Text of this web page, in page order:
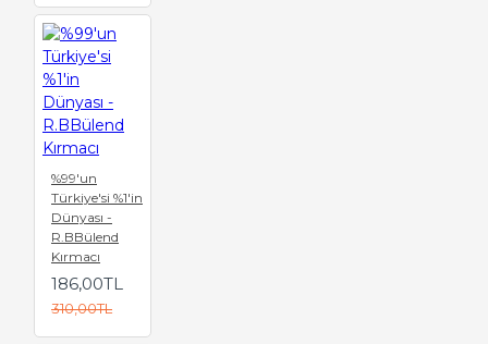
%99'un
Türkiye'si %1'in
Dünyası -
R.BBülend
Kırmacı
186,00TL
310,00TL